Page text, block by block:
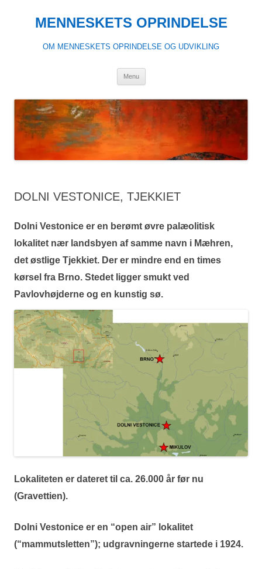
indholdMENNESKETS OPRINDELSE
OM MENNESKETS OPRINDELSE OG UDVIKLING
Menu
DOLNI VESTONICE, TJEKKIET
Dolni Vestonice er en berømt øvre palæolitisk
lokalitet nær landsbyen af samme navn i Mæhren,
det østlige Tjekkiet. Der er mindre end en times
kørsel fra Brno. Stedet ligger smukt ved
Pavlovhøjderne og en kunstig sø.
Lokaliteten er dateret til ca. 26.000 år før nu
(Gravettien).
Dolni Vestonice er en “open air” lokalitet
(“mammutsletten”); udgravningerne startede i 1924.